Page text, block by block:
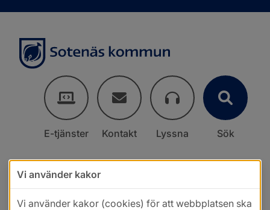
E-tjänster Kontakt Lyssna Sök
Vi använder kakor
Vi använder kakor (cookies) för att webbplatsen ska